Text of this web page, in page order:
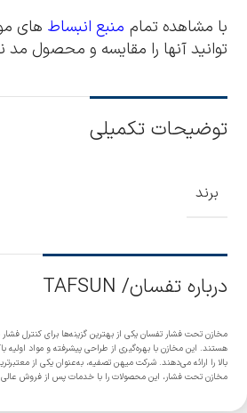
با مشاهده تمام منبع انبساط های
توانید آنها را مقایسه و محصول مد
توضیحات تکمیلی
برند
درباره تفسان/ TAFSUN
مخازن تحت فشار تفسان یکی از بهترین گزینه‌ها برای کنترل
هستند. این مخازن با بهره‌گیری از طراحی پیشرفته و مواد
بالا را ارائه می‌دهند. شرکت میهن تصفیه، به‌عنوان یکی از
مخازن تحت فشار، این محصولات را با خدمات پس از فروش